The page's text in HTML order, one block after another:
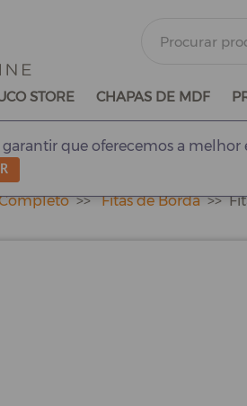
STORE CHAPAS DE MDF
garantir que oferecemos a
Fitas de Borda